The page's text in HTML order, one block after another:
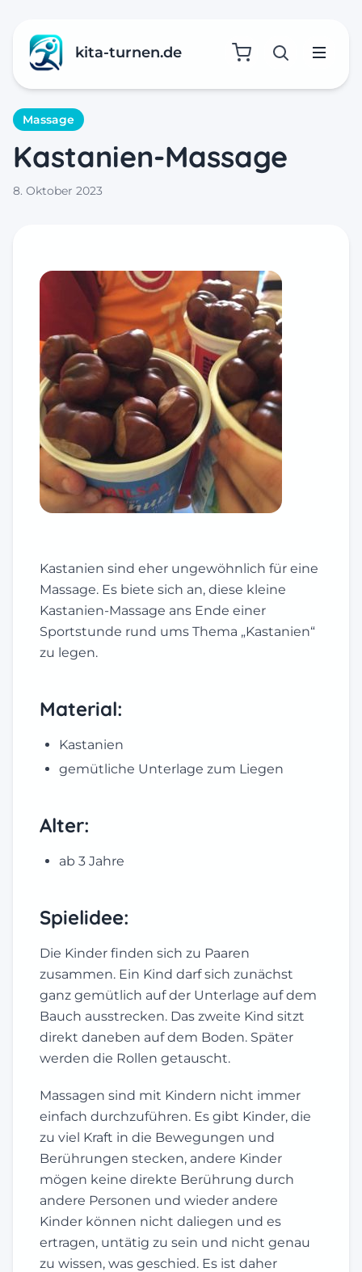
kita-turnen.de SucheMenü
Massage
Kastanien-Massage
8. Oktober 2023
Kastanien sind eher ungewöhnlich für eine
Massage. Es biete sich an, diese kleine
Kastanien-Massage ans Ende einer
Sportstunde rund ums Thema „Kastanien“
zu legen.
Material:
Kastanien
gemütliche Unterlage zum Liegen
Alter:
ab 3 Jahre
Spielidee:
Die Kinder finden sich zu Paaren
zusammen. Ein Kind darf sich zunächst
ganz gemütlich auf der Unterlage auf dem
Bauch ausstrecken. Das zweite Kind sitzt
direkt daneben auf dem Boden. Später
werden die Rollen getauscht.
Massagen sind mit Kindern nicht immer
einfach durchzuführen. Es gibt Kinder, die
zu viel Kraft in die Bewegungen und
Berührungen stecken, andere Kinder
mögen keine direkte Berührung durch
andere Personen und wieder andere
Kinder können nicht daliegen und es
ertragen, untätig zu sein und nicht genau
zu wissen, was geschied. Es ist daher